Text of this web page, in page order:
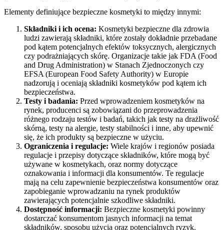
Elementy definiujące bezpieczne kosmetyki to między innymi:
Składniki i ich ocena: Kosmetyki bezpieczne dla zdrowia
ludzi zawierają składniki, które zostały dokładnie przebadane
pod kątem potencjalnych efektów toksycznych, alergicznych
czy podrażniających skórę. Organizacje takie jak FDA (Food
and Drug Administration) w Stanach Zjednoczonych czy
EFSA (European Food Safety Authority) w Europie
nadzorują i oceniają składniki kosmetyków pod kątem ich
bezpieczeństwa.
Testy i badania: Przed wprowadzeniem kosmetyków na
rynek, producenci są zobowiązani do przeprowadzenia
różnego rodzaju testów i badań, takich jak testy na drażliwość
skórną, testy na alergie, testy stabilności i inne, aby upewnić
się, że ich produkty są bezpieczne w użyciu.
Ograniczenia i regulacje: Wiele krajów i regionów posiada
regulacje i przepisy dotyczące składników, które mogą być
używane w kosmetykach, oraz normy dotyczące
oznakowania i informacji dla konsumentów. Te regulacje
mają na celu zapewnienie bezpieczeństwa konsumentów oraz
zapobieganie wprowadzaniu na rynek produktów
zawierających potencjalnie szkodliwe składniki.
Dostępność informacji: Bezpieczne kosmetyki powinny
dostarczać konsumentom jasnych informacji na temat
składników, sposobu użycia oraz potencjalnych ryzyk.